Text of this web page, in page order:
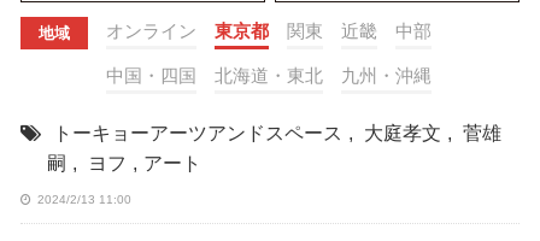
地域 オンライン 東京都 関東 近畿 中部
中国・四国 北海道・東北 九州・沖縄
トーキョーアーツアンドスペース , 大庭孝文 , 菅雄
嗣 , ヨフ , アート
2024/2/13 11:00